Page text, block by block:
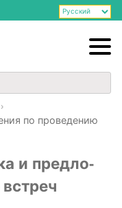
по про­ве­де­нию
и пред­ло­